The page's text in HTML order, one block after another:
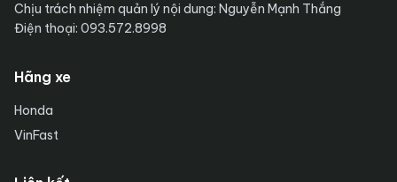
Chịu trách nhiệm quản lý nội dung: Nguyễn Mạnh Thắng
Điện thoại: 093.572.8998
Hãng xe
Honda
VinFast